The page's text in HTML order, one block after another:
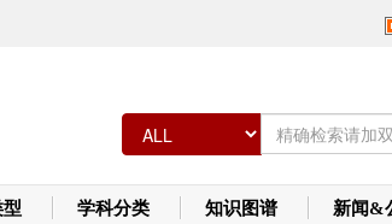
学科分类 知识图谱 新闻&